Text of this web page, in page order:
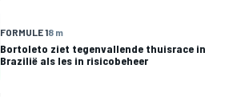
FORMULE 18 m
Bortoleto ziet tegenvallende thuisrace in
Brazilië als les in risicobeheer